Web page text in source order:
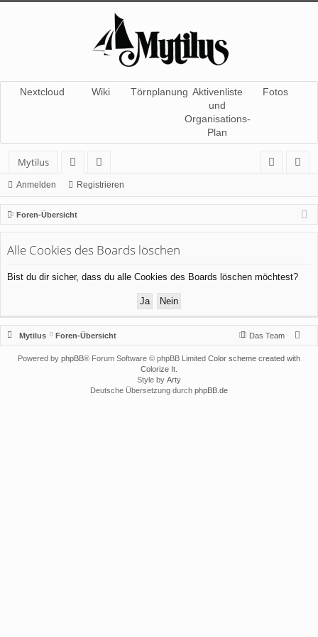
Nextcloud Wiki Törnplanung Aktivenliste
und
Organisations-
Plan
Fotos
Mytilus
or
en
itg
lie
de
m
el
n
ist
rie
n
Anmelden Registrieren
Foren-Übersicht
Alle Cookies des Boards löschen
Bist du dir sicher, dass du alle Cookies des Boards löschen möchtest?
Mytilus Foren-Übersicht Das Team
Powered by phpBB® Forum Software © phpBB Limited Color scheme created with
Colorize It
Style by Arty
Deutsche Übersetzung durch phpBB.de